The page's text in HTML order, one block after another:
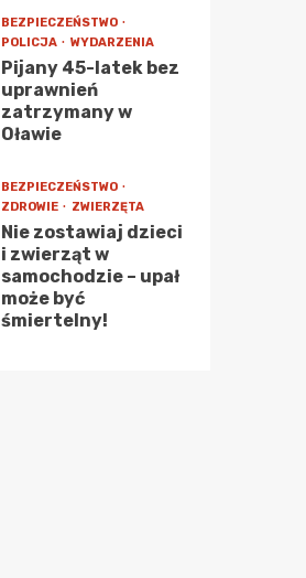
BEZPIECZEŃSTWO
POLICJA
WYDARZENIA
Pijany 45-latek bez
uprawnień
zatrzymany w
Oławie
BEZPIECZEŃSTWO
ZDROWIE
ZWIERZĘTA
Nie zostawiaj dzieci
i zwierząt w
samochodzie – upał
może być
śmiertelny!